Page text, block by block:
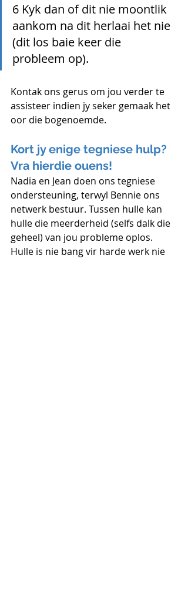
6 Kyk dan of dit nie moontlik
aankom na dit herlaai het nie
(dit los baie keer die
probleem op).
Kontak ons gerus om jou verder te
assisteer indien jy seker gemaak het
oor die bogenoemde.
Kort jy enige tegniese hulp?
Vra hierdie ouens!
Nadia en Jean doen ons tegniese
ondersteuning, terwyl Bennie ons
netwerk bestuur. Tussen hulle kan
hulle die meerderheid (selfs dalk die
geheel) van jou probleme oplos.
Hulle is nie bang vir harde werk nie